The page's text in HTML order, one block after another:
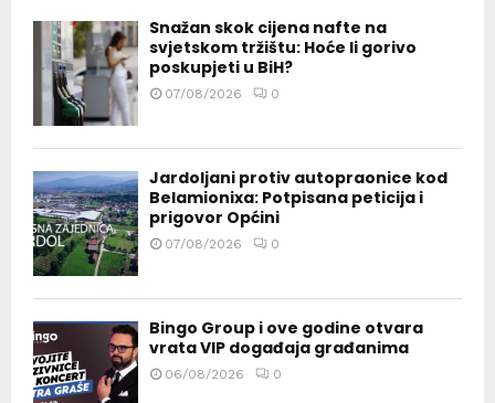
Snažan skok cijena nafte na
svjetskom tržištu: Hoće li gorivo
poskupjeti u BiH?
07/08/2026 0
Jardoljani protiv autopraonice kod
Belamionixa: Potpisana peticija i
prigovor Općini
07/08/2026 0
Bingo Group i ove godine otvara
vrata VIP događaja građanima
06/08/2026 0